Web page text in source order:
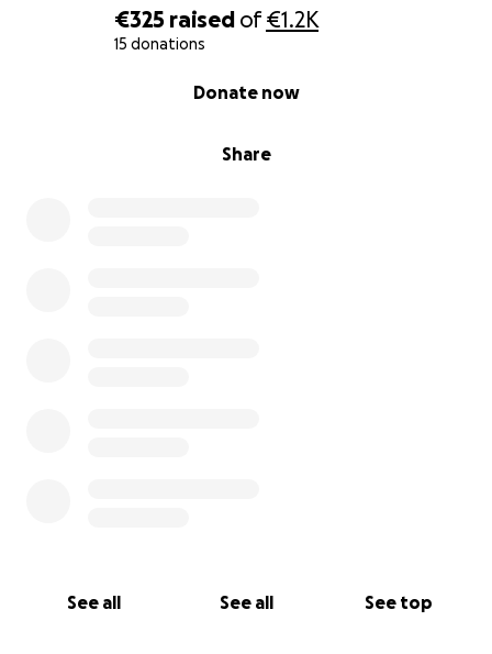
€325 raised of€1.2K
15 donations
Share
Donate now
See all See all See top